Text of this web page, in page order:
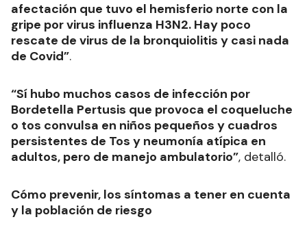
afectación que tuvo el hemisferio norte con la
gripe por virus influenza H3N2. Hay poco
rescate de virus de la bronquiolitis y casi nada
de Covid”.
“Sí hubo muchos casos de infección por
Bordetella Pertusis que provoca el coqueluche
o tos convulsa en niños pequeños y cuadros
persistentes de Tos y neumonía atípica en
adultos, pero de manejo ambulatorio”, detalló.
Cómo prevenir, los síntomas a tener en cuenta
y la población de riesgo